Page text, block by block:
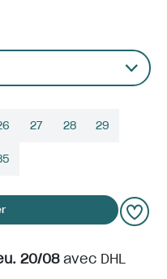
27 28 29
20/08avec DHL